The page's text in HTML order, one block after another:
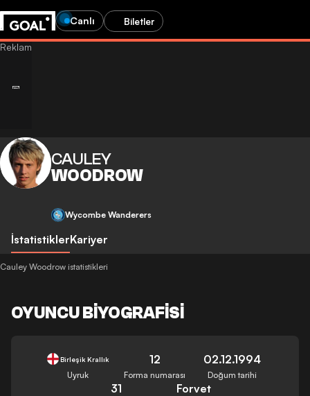
Canlı Biletler
CAULEY
WOODROW
Wycombe Wanderers
İstatistiklerKariyer
Cauley Woodrow istatistikleri
OYUNCU BIYOGRAFISI
Birleşik Krallık
Uyruk
12
Forma numarası
02.12.1994
Doğum tarihi
31 Forvet